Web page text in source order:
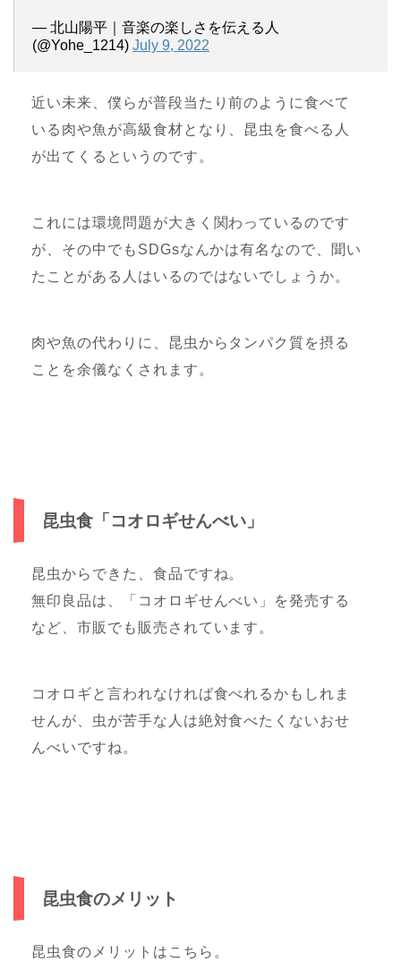
— 北山陽平｜音楽の楽しさを伝える人
(@Yohe_1214) July 9, 2022
近い未来、僕らが普段当たり前のように食べて
いる肉や魚が高級食材となり、昆虫を食べる人
が出てくるというのです。
これには環境問題が大きく関わっているのです
が、その中でもSDGsなんかは有名なので、聞い
たことがある人はいるのではないでしょうか。
肉や魚の代わりに、昆虫からタンパク質を摂る
ことを余儀なくされます。
昆虫食「コオロギせんべい」
昆虫からできた、食品ですね。
無印良品は、「コオロギせんべい」を発売する
など、市販でも販売されています。
コオロギと言われなければ食べれるかもしれま
せんが、虫が苦手な人は絶対食べたくないおせ
んべいですね。
昆虫食のメリット
昆虫食のメリットはこちら。